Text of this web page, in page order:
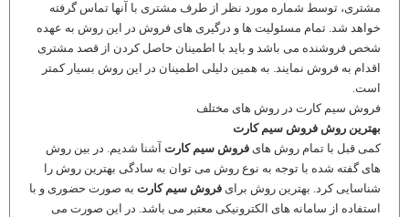
مشتری، توسط شماره مورد نظر از طرف مشتری با آنها تماس گرفته
خواهد شد. تمام مسئولیت ها و درگیری های فروش در این روش به عهده
شخص فروشنده می باشد و باید با اطمینان حاصل کردن از قصد مشتری
اقدام به فروش نمایند. به همین دلیلی اطمینان در این روش بسیار کمتر
است.
فروش سیم کارت در روش های مختلف
بهترین روش فروش سیم کارت
کمی قبل با تمام روش های فروش سیم کارت آشنا شدیم. در بین روش
های گفته شده با توجه به نوع روش می توان به سادگی بهترین روش را
شناسایی کرد. بهترین روش برای فروش سیم کارت به صورت حضوری و با
استفاده از سامانه های الکترونیکی معتبر می باشد. در این صورت می